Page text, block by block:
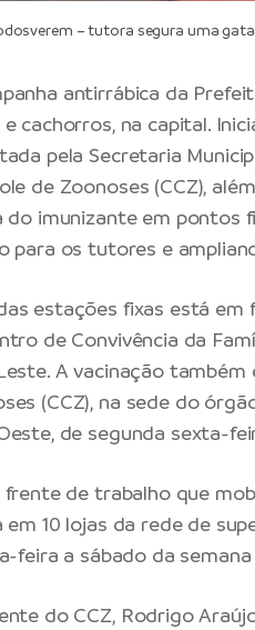
– tutora segura uma
antirrábica da
cachorros, na capital.
pela Secretaria
de Zoonoses (CCZ),
do imunizante em pontos
para os tutores e
estações fixas está em
de Convivência da
A vacinação
(CCZ), na sede do
de segunda sexta-
frente de trabalho que
em 10 lojas da rede de
feira a sábado da semana
do CCZ, Rodrigo